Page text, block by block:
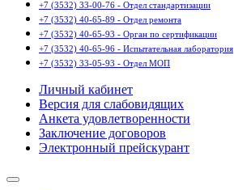
+7 (3532) 33-00-76 - Отдел стандартизации
+7 (3532) 40-65-89 - Отдел ремонта
+7 (3532) 40-65-93 - Орган по сертификации
+7 (3532) 40-65-96 - Испытательная лаборатория
+7 (3532) 33-05-93 - Отдел МОП
Личный кабинет
Версия для слабовидящих
Анкета удовлетворенности
Заключение договоров
Электронный прейскурант